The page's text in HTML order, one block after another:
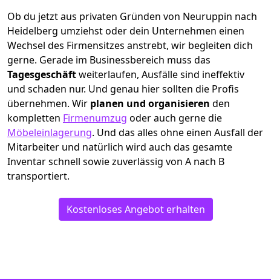
Ob du jetzt aus privaten Gründen von Neuruppin nach
Heidelberg umziehst oder dein Unternehmen einen
Wechsel des Firmensitzes anstrebt, wir begleiten dich
gerne. Gerade im Businessbereich muss das
Tagesgeschäftweiterlaufen, Ausfälle sind ineffektiv
und schaden nur. Und genau hier sollten die Profis
übernehmen. Wir planen und organisieren den
kompletten Firmenumzug oder auch gerne die
Möbeleinlagerung. Und das alles ohne einen Ausfall der
Mitarbeiter und natürlich wird auch das gesamte
Inventar schnell sowie zuverlässig von A nach B
transportiert.
Kostenloses Angebot erhalten